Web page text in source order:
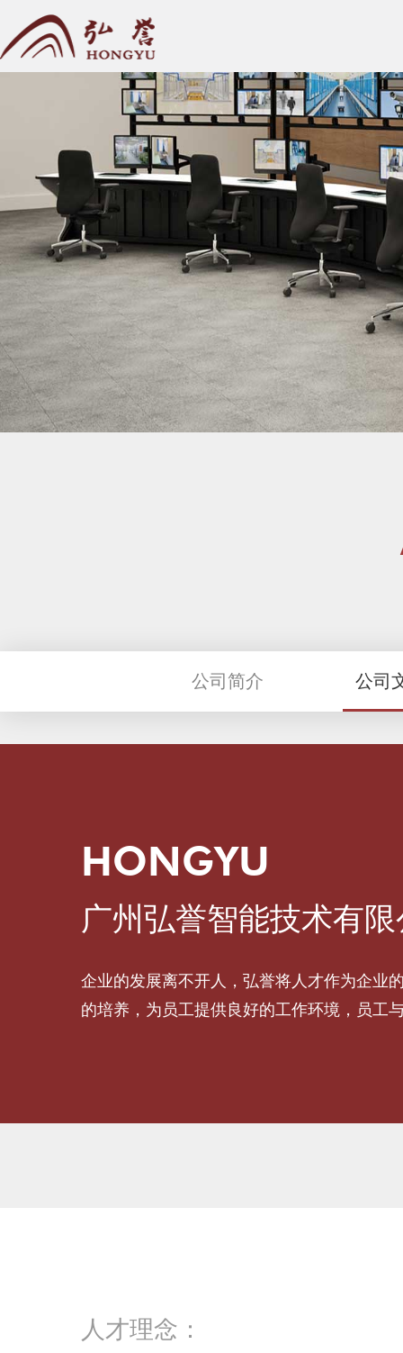
公司简介 公司
HONGYU
广州弘誉智能技术有
企业的发展离不开人，弘誉将人才作为企业
的培养，为员工提供良好的工作环境，员工
人才理念：